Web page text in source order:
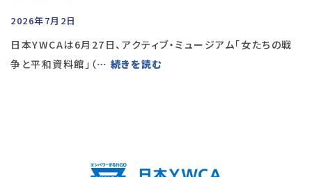
2026年7月2日
日本YWCAは6月27日、アクティブ・ミュージアム「女たちの戦
争と平和資料館」（… 続きを読む